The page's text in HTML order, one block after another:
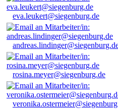
eva.leukert@siegenburg.de
rosina.meyer@siegenburg.de